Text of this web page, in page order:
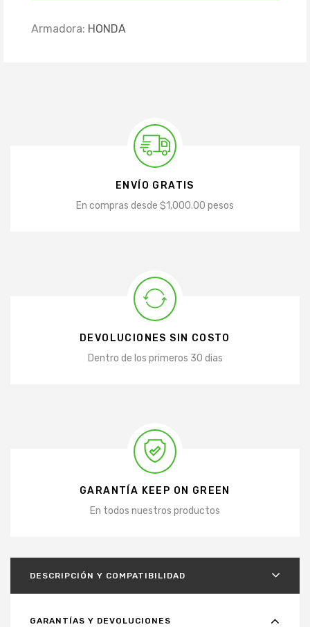
Armadora: HONDA
ENVÍO GRATIS
En compras desde $1,000.00 pesos
DEVOLUCIONES SIN COSTO
Dentro de los primeros 30 dias
GARANTÍA KEEP ON GREEN
En todos nuestros productos
DESCRIPCIÓN Y COMPATIBILIDAD
GARANTÍAS Y DEVOLUCIONES